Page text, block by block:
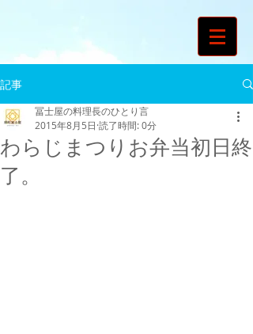
記事
わらじまつりお弁当初日終
了。
冨士屋の料理長のひとり言
2015年8月5日 読了時間: 0分